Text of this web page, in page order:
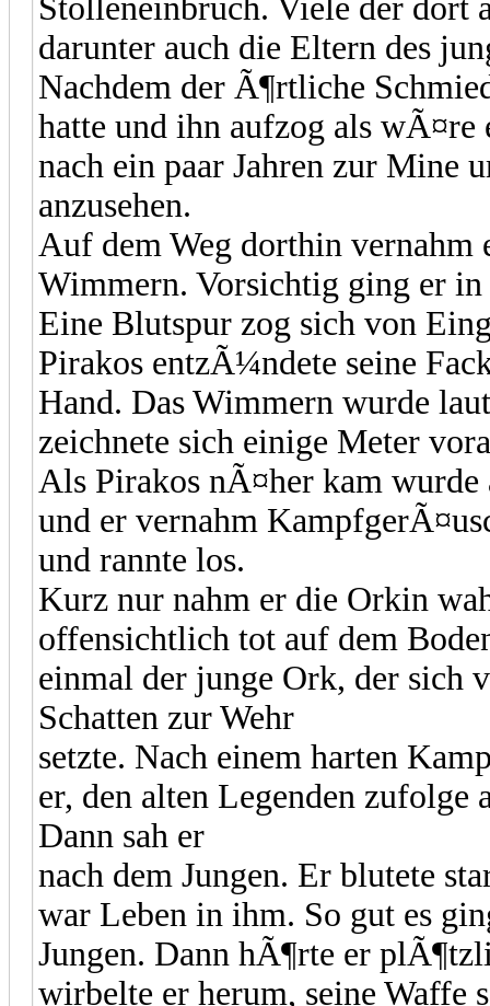
Stolleneinbruch. Viele der dort
darunter auch die Eltern des
Nachdem der Ã¶rtliche
hatte und ihn aufzog als wÃ¤re
nach ein paar Jahren zur Mine
anzusehen.
Auf dem Weg dorthin vernahm
Wimmern. Vorsichtig ging er in
Eine Blutspur zog sich von
Pirakos entzÃ¼ndete seine
Hand. Das Wimmern wurde
zeichnete sich einige Meter
Als Pirakos nÃ¤her kam
und er vernahm
und rannte los.
Kurz nur nahm er die Orkin
offensichtlich tot auf dem
einmal der junge Ork, der sich
Schatten zur Wehr
setzte. Nach einem harten
er, den alten Legenden
Dann sah er
nach dem Jungen. Er blutete
war Leben in ihm. So gut es
Jungen. Dann hÃ¶rte er
wirbelte er herum, seine Waffe